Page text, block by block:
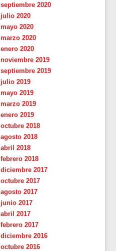
septiembre 2020
julio 2020
mayo 2020
marzo 2020
enero 2020
noviembre 2019
septiembre 2019
julio 2019
mayo 2019
marzo 2019
enero 2019
octubre 2018
agosto 2018
abril 2018
febrero 2018
diciembre 2017
octubre 2017
agosto 2017
junio 2017
abril 2017
febrero 2017
diciembre 2016
octubre 2016